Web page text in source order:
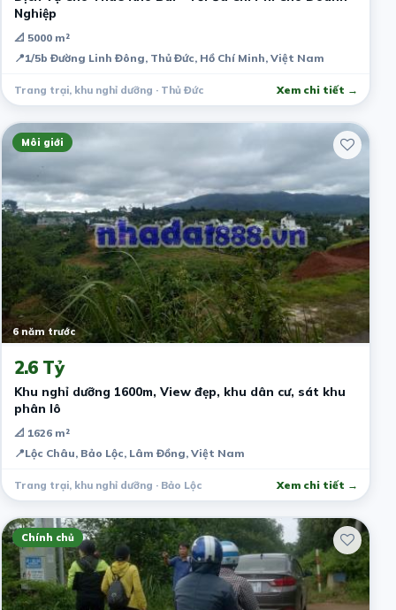
Nghiệp
📐 5000 m²
📍1/5b Đường Linh Đông, Thủ Đức, Hồ Chí Minh, Việt Nam
Trang trại, khu nghỉ dưỡng · Thủ Đức Xem chi tiết →
Môi giới
6 năm trước
2.6 Tỷ
Khu nghỉ dưỡng 1600m, View đẹp, khu dân cư, sát khu
phân lô
📐 1626 m²
📍Lộc Châu, Bảo Lộc, Lâm Đồng, Việt Nam
Trang trại, khu nghỉ dưỡng · Bảo Lộc Xem chi tiết →
Chính chủ